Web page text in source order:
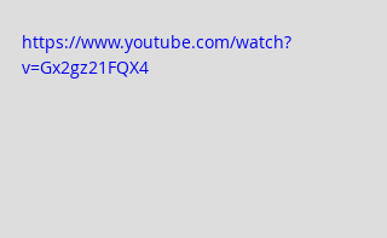
https://www.youtube.com/watch?
v=Gx2gz21FQX4